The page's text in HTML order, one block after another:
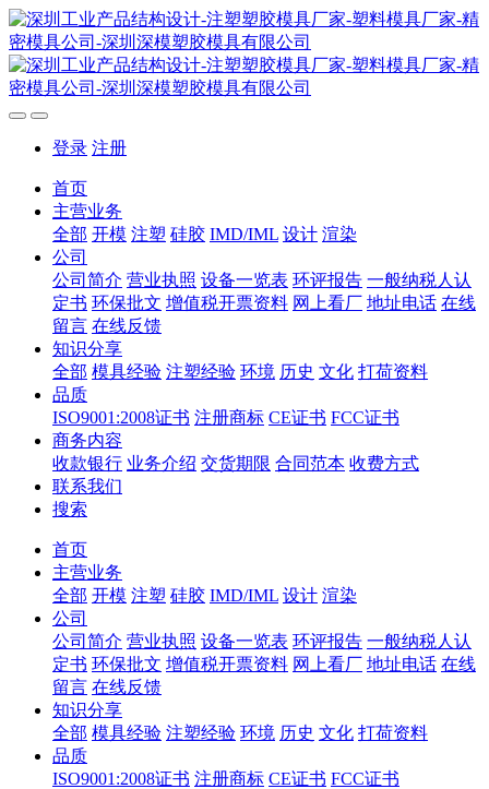
登录 注册
首页
主营业务
全部 开模 注塑 硅胶 IMD/IML 设计 渲染
公司
公司简介 营业执照 设备一览表 环评报告 一般纳税人认
定书 环保批文 增值税开票资料 网上看厂 地址电话 在线
留言 在线反馈
知识分享
全部 模具经验 注塑经验 环境 历史 文化 打荷资料
品质
ISO9001:2008证书 注册商标 CE证书 FCC证书
商务内容
收款银行 业务介绍 交货期限 合同范本 收费方式
联系我们
搜索
首页
主营业务
全部 开模 注塑 硅胶 IMD/IML 设计 渲染
公司
公司简介 营业执照 设备一览表 环评报告 一般纳税人认
定书 环保批文 增值税开票资料 网上看厂 地址电话 在线
留言 在线反馈
知识分享
全部 模具经验 注塑经验 环境 历史 文化 打荷资料
品质
ISO9001:2008证书 注册商标 CE证书 FCC证书